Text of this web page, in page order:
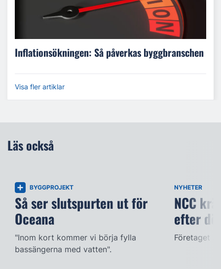
Inflationsökningen: Så påverkas byggbranschen
Visa fler artiklar
Läs också
BYGGPROJEKT
Så ser slutspurten ut för
Oceana
"Inom kort kommer vi börja fylla
bassängerna med vatten".
NYHETER
NCC
efter
Företaget